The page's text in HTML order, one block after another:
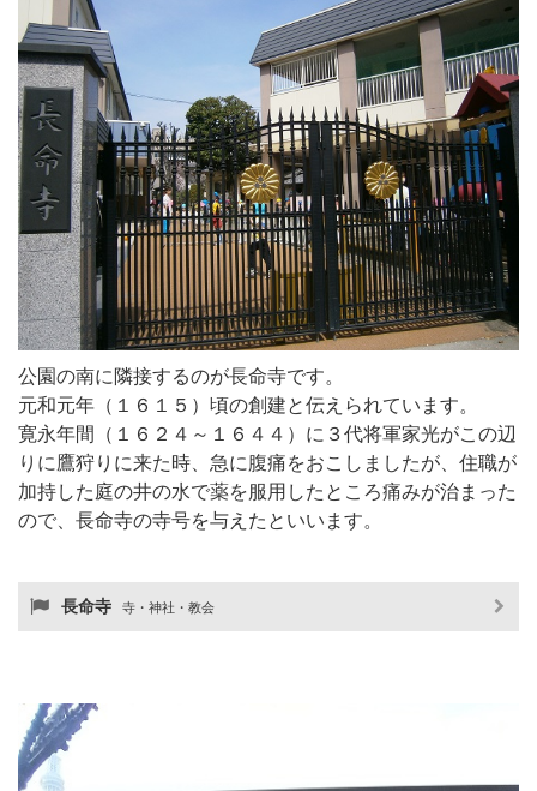
公園の南に隣接するのが長命寺です。
元和元年（１６１５）頃の創建と伝えられています。
寛永年間（１６２４～１６４４）に３代将軍家光がこの辺
りに鷹狩りに来た時、急に腹痛をおこしましたが、住職が
加持した庭の井の水で薬を服用したところ痛みが治まった
ので、長命寺の寺号を与えたといいます。
長命寺 寺・神社・教会